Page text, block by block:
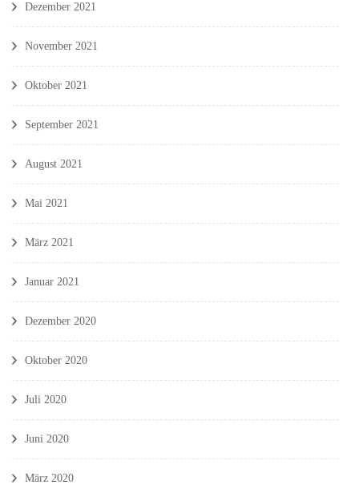
Dezember 2021
November 2021
Oktober 2021
September 2021
August 2021
Mai 2021
März 2021
Januar 2021
Dezember 2020
Oktober 2020
Juli 2020
Juni 2020
März 2020